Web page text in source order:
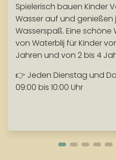
Spielerisch bauen Kinder
Wasser auf und genießen
Wasserspaß. Eine schöne
von Waterblij für Kinder
Jahren und von 2 bis 4
👉 Jeden Dienstag und
09:00 bis 10:00 Uhr